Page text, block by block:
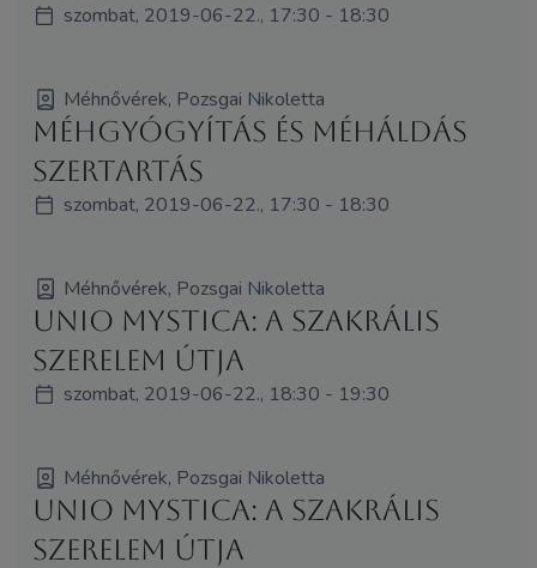
szombat, 2019-06-22., 17:30 - 18:30
Méhnővérek, Pozsgai Nikoletta
Méhgyógyítás és MéhÁldás
szertartás
szombat, 2019-06-22., 17:30 - 18:30
Méhnővérek, Pozsgai Nikoletta
Unio Mystica: A Szakrális
SzerElem útja
szombat, 2019-06-22., 18:30 - 19:30
Méhnővérek, Pozsgai Nikoletta
Unio Mystica: A Szakrális
SzerElem útja